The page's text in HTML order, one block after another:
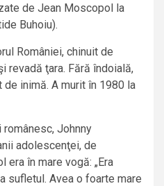
de Jean Moscopol la
Buhoiu).
României, chinuit de
revadă ţara. Fără îndoială,
inimă. A murit în 1980 la
Johnny
adolescenţei, de
era în mare vogă: „Era
sufletul. Avea o foarte mare